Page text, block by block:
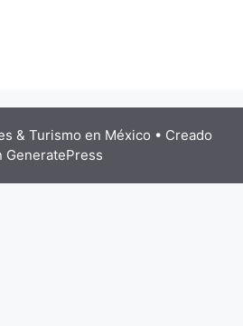
& Turismo en México • Creado
GeneratePress